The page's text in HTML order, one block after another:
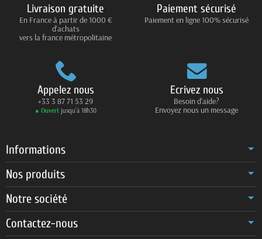
Livraison gratuite
En France à partir de 1000 €
d'achats
vers la france métropolitaine
Paiement sécurisé
Paiement en ligne 100% sécurisé
Appelez nous
+33 3 87 71 53 29
● Ouvertjusqu’à 18h30
Ecrivez nous
Besoin d'aide?
Envoyez nous un message
Informations
Nos produits
Notre société
Contactez-nous